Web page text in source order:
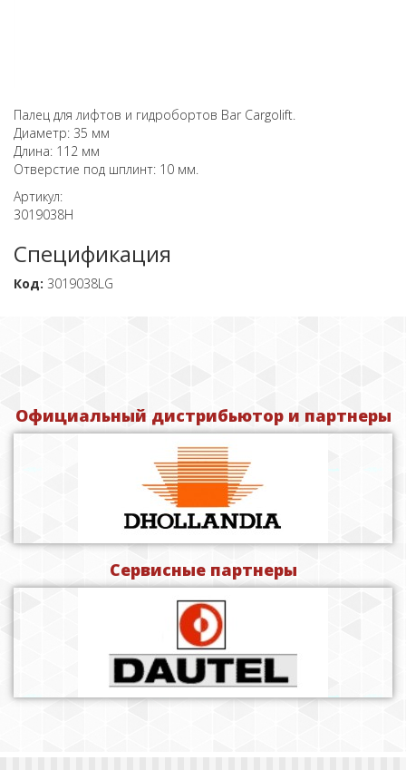
Палец для лифтов и гидробортов Bar Cargolift.
Диаметр: 35 мм
Длина: 112 мм
Отверстие под шплинт: 10 мм.
Артикул:
3019038H
Спецификация
Код: 3019038LG
Официальный дистрибьютор и партнеры
Сервисные партнеры